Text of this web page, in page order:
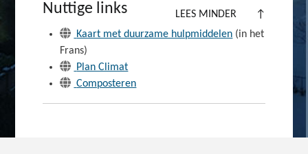
Nuttige links LEES MINDER
↑
Kaart met duurzame hulpmiddelen (in het
Frans)
Plan Climat
Composteren